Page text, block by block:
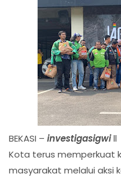
BEKASI – investigasigwill
Kota terus memperkuat
masyarakat melalui aksi